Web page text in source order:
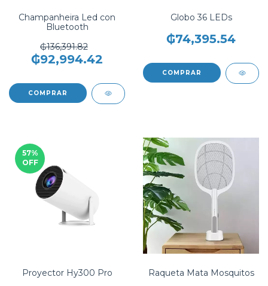
Champanheira Led con
Bluetooth
₲136,391.82
₲92,994.42
Globo 36 LEDs
₲74,395.54
COMPRAR
57%
OFF
Proyector Hy300 Pro
Raqueta Mata Mosquitos